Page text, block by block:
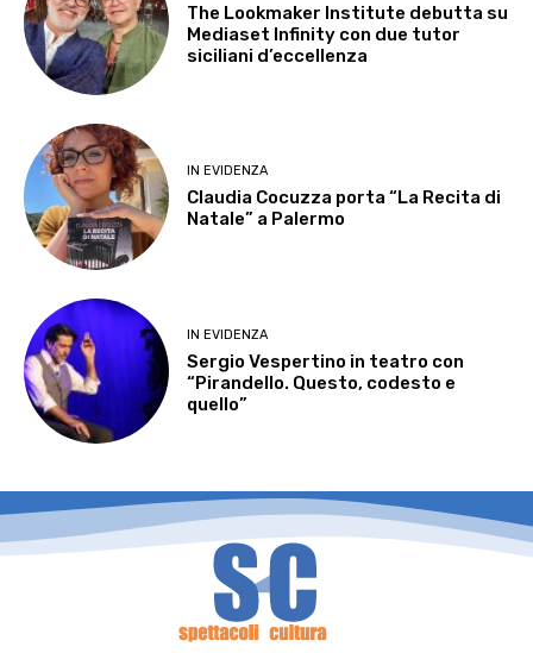
The Lookmaker Institute debutta su
Mediaset Infinity con due tutor
siciliani d’eccellenza
IN EVIDENZA
Claudia Cocuzza porta “La Recita di
Natale” a Palermo
IN EVIDENZA
Sergio Vespertino in teatro con
“Pirandello. Questo, codesto e
quello”